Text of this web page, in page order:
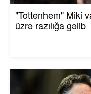
"Tottenhem" Miki
üzrə razılığa gəlib